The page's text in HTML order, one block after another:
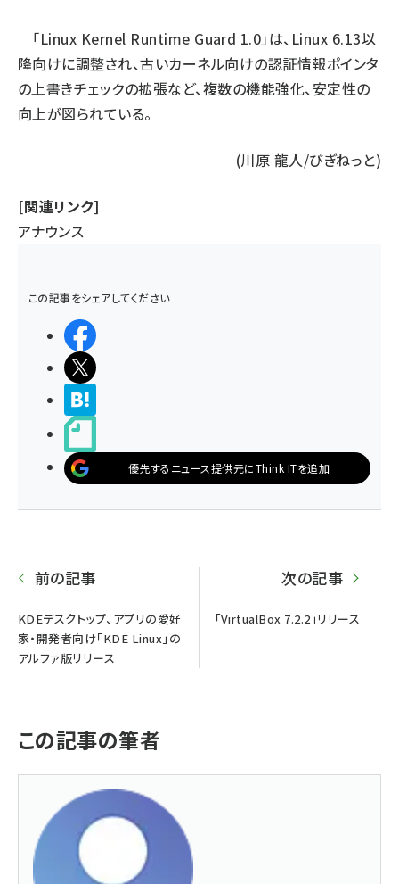
「Linux Kernel Runtime Guard 1.0」は、Linux 6.13以
降向けに調整され、古いカーネル向けの認証情報ポインタ
の上書きチェックの拡張など、複数の機能強化、安定性の
向上が図られている。
(川原 龍人/びぎねっと)
[関連リンク]
アナウンス
この記事をシェアしてください
優先するニュース提供元にThink ITを追加
前の記事
KDEデスクトップ、アプリの愛好
家・開発者向け「KDE Linux」の
アルファ版リリース
次の記事
「VirtualBox 7.2.2」リリース
この記事の筆者